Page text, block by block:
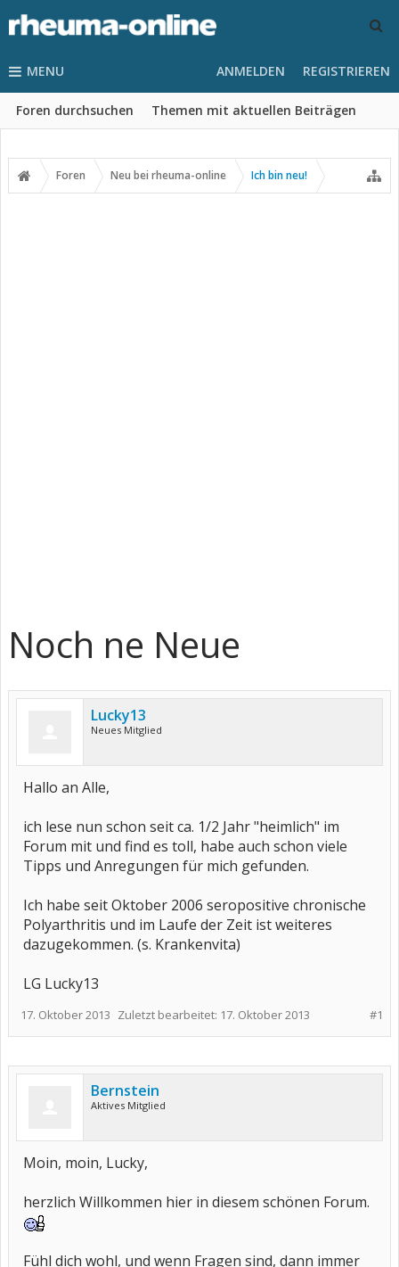
MENU
Foren durchsuchen Themen mit aktuellen Beiträgen
ANMELDEN REGISTRIEREN
Foren Neu bei rheuma-online Ich bin neu!
Noch ne Neue
Lucky13
Neues Mitglied
Hallo an Alle,
ich lese nun schon seit ca. 1/2 Jahr "heimlich" im
Forum mit und find es toll, habe auch schon viele
Tipps und Anregungen für mich gefunden.
Ich habe seit Oktober 2006 seropositive chronische
Polyarthritis und im Laufe der Zeit ist weiteres
dazugekommen. (s. Krankenvita)
LG Lucky13
#1
17. Oktober 2013 Zuletzt bearbeitet: 17. Oktober 2013
Bernstein
Aktives Mitglied
Moin, moin, Lucky,
herzlich Willkommen hier in diesem schönen Forum.
Fühl dich wohl, und wenn Fragen sind, dann immer